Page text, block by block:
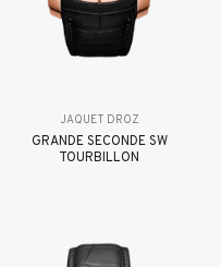
JAQUET DROZ
GRANDE SECONDE SW
TOURBILLON